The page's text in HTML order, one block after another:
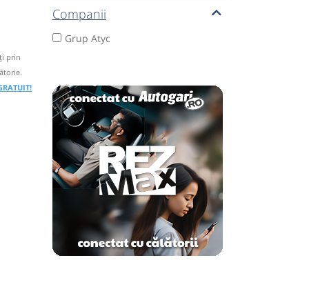
Companii
Grup Atyc
prin